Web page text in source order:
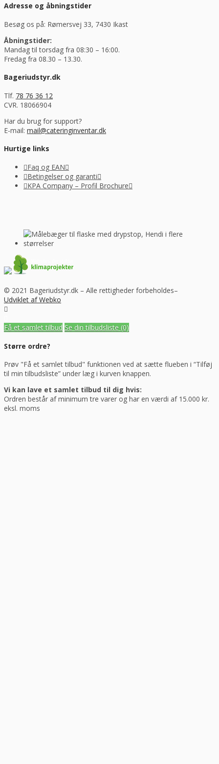
Adresse og åbningstider
Besøg os på: Rømersvej 33, 7430 Ikast
Åbningstider:
Mandag til torsdag fra 08:30 – 16:00.
Fredag fra 08.30 – 13.30.
Bageriudstyr.dk
Tlf. 78 76 36 12
CVR. 18066904
Har du brug for support?
E-mail: mail@cateringinventar.dk
Hurtige links
Faq og EAN
Betingelser og garanti
KPA Company – Profil Brochure
© 2021 Bageriudstyr.dk – Alle rettigheder forbeholdes–
Udviklet af Webko
Få et samlet tilbud Se din tilbudsliste (0)
Større ordre?
Prøv "Få et samlet tilbud" funktionen ved at sætte flueben i “Tilføj
til min tilbudsliste” under læg i kurven knappen.
Vi kan lave et samlet tilbud til dig hvis:
Ordren består af minimum tre varer og har en værdi af 15.000 kr.
eksl. moms